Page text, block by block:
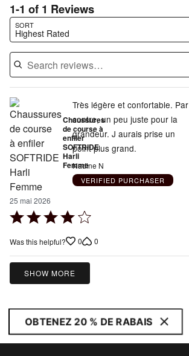
1-1 of 1 Reviews
SORT
Highest Rated
Search reviews…
Chaussures
de course à
enfiler
SOFTRIDE
Harli
Femme
25 mai 2026
Rated
out
of
Très légère et confortable. Par
contre, un peu juste pour la
grandeur. J aurais prise un
point plus grand.
Nadine N
VERIFIED PURCHASER
Was this helpful? 0 0
SHOW MORE
OBTENEZ 20 % DE RABAIS